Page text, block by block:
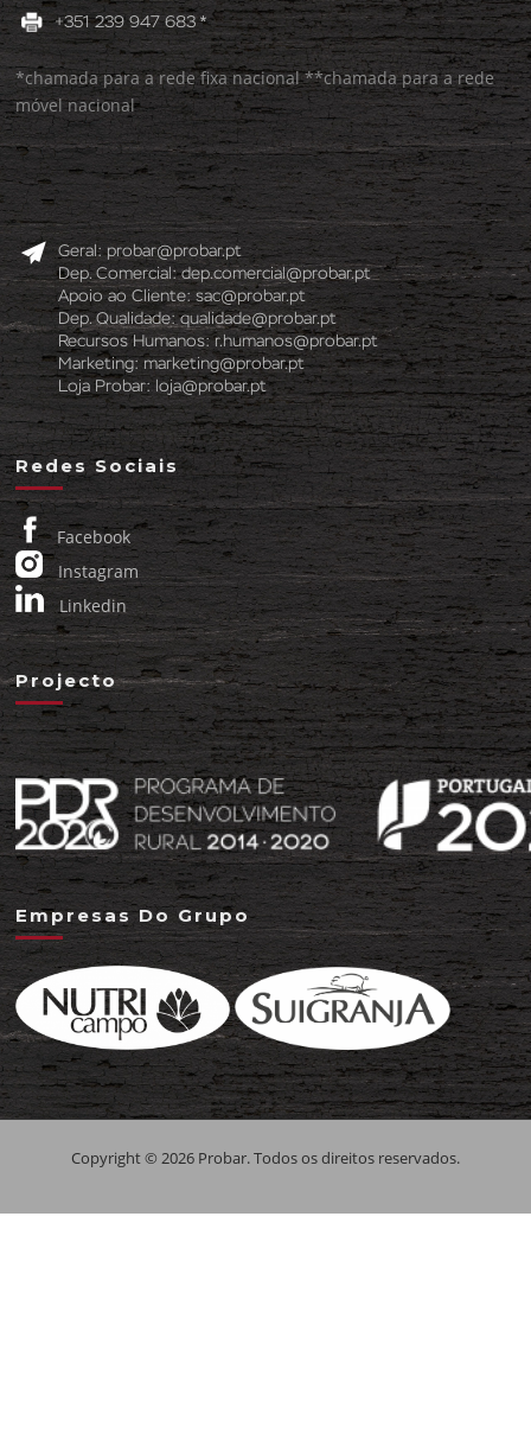
+351 239 947 683 *
*chamada para a rede fixa nacional **chamada para a rede
móvel nacional
Geral:probar@probar.pt
Dep. Comercial:dep.comercial@probar.pt
Apoio ao Cliente:sac@probar.pt
Dep. Qualidade:qualidade@probar.pt
Recursos Humanos:r.humanos@probar.pt
Marketing: marketing@probar.pt
Loja Probar: loja@probar.pt
Redes Sociais
Facebook
Instagram
Linkedin
Projecto
Empresas Do Grupo
Copyright © 2026 Probar. Todos os direitos reservados.